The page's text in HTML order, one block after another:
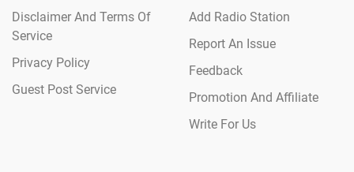
Disclaimer And Terms Of
Service
Privacy Policy
Guest Post Service
Add Radio Station
Report An Issue
Feedback
Promotion And Affiliate
Write For Us